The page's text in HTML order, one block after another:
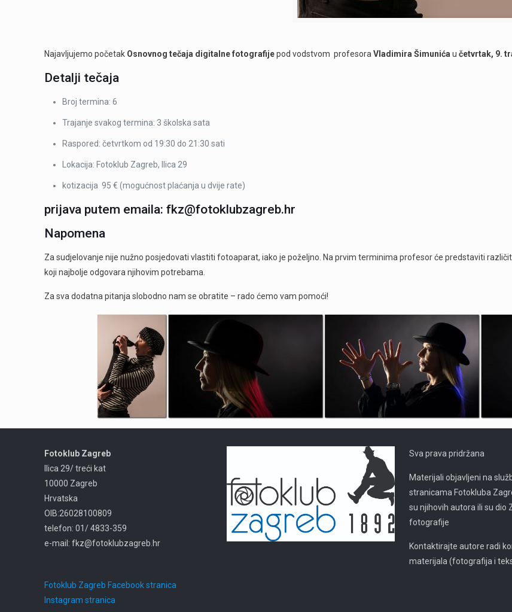
Najavljujemo početak Osnovnog tečaja digitalne fotografijepod vodstvom profesoraVladimira Šimunića učetvrtak, 9.
Detalji tečaja
Broj termina: 6
Trajanje svakog termina: 3 školska sata
Raspored: četvrtkom od 19:30 do 21:30 sati
Lokacija: Fotoklub Zagreb, Ilica 29
kotizacija 95 € (mogućnost plaćanja u dvije rate)
prijava putem emaila:fkz@fotoklubzagreb.hr
Napomena
Za sudjelovanje nije nužno posjedovati vlastiti fotoaparat, iako je poželjno. Na prvim terminima profesor će predstaviti
koji najbolje odgovara njihovim potrebama.
Za sva dodatna pitanja slobodno nam se obratite – rado ćemo vam pomoći!
Fotoklub Zagreb
Ilica 29/ treći kat
10000 Zagreb
Hrvatska
OIB:26028100809
telefon: 01/ 4833-359
e-mail: fkz@fotoklubzagreb.hr
Fotoklub Zagreb Facebook stranica
Instagram stranica
Sva prava pridržana
Materijali objavljeni na
stranicama Fotokluba
su njihovih autora ili su dio
fotografije
Kontaktirajte autore radi
materijala (fotografija i